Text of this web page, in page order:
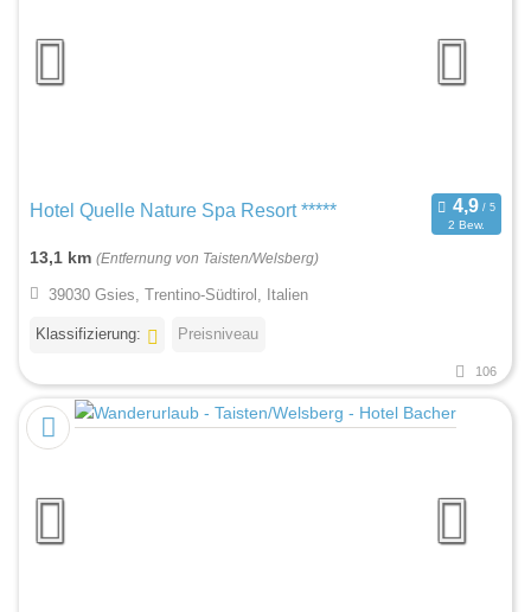
Hotel Quelle Nature Spa Resort *****
2 Bew.
13,1 km (Entfernung von Taisten/Welsberg)
39030 Gsies, Trentino-Südtirol, Italien
Klassifizierung: Preisniveau
106